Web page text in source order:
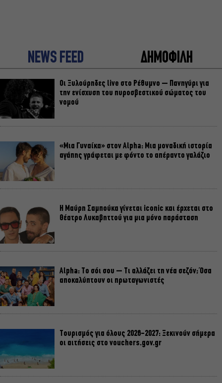
NEWS FEED ΔΗΜΟΦΙΛΗ
Οι Ξυλούρηδες live στο Ρέθυμνο – Πανηγύρι για
την ενίσχυση του πυροσβεστικού σώματος του
νομού
«Μια Γυναίκα» στον Alpha: Μια μοναδική ιστορία
αγάπης γράφεται με φόντο το απέραντο γαλάζιο
Η Μαύρη Σαμπούκα γίνεται iconic και έρχεται στο
Θέατρο Λυκαβηττού για μια μόνο παράσταση
Alpha: Το σόι σου – Τι αλλάζει τη νέα σεζόν; Όσα
αποκαλύπτουν οι πρωταγωνιστές
Τουρισμός για όλους 2026-2027: Ξεκινούν σήμερα
οι αιτήσεις στο vouchers.gov.gr